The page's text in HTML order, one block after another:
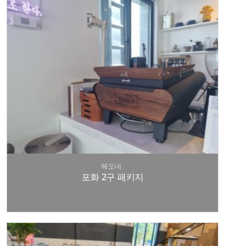
헤도네
포화 2구 패키지
.